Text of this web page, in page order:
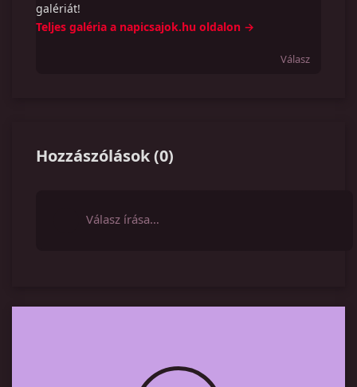
galériát!
Teljes galéria a napicsajok.hu oldalon →
Válasz
Hozzászólások(0)
Válasz írása…